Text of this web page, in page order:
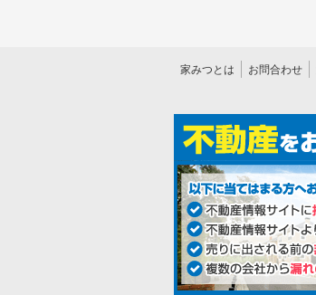
家みつとは お問合わせ